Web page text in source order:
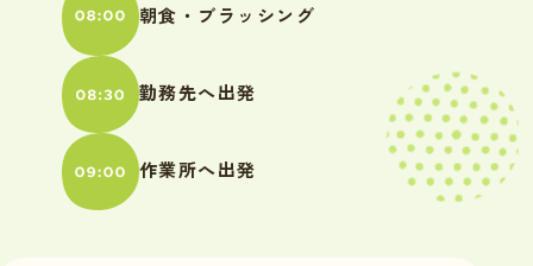
朝食・ブラッシング
勤務先へ出発
作業所へ出発